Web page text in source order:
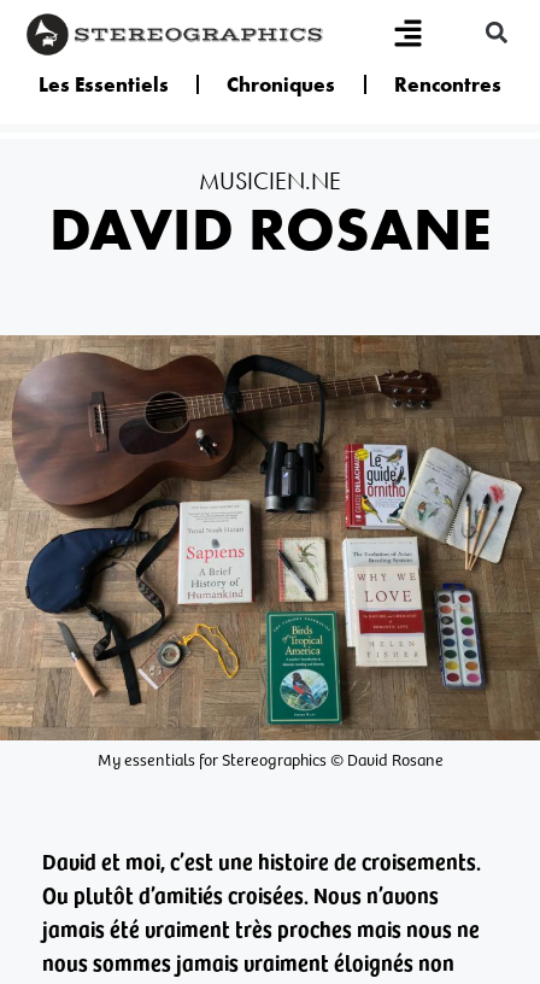
Les Essentiels Chroniques Rencontres
MUSICIEN.NE
DAVID ROSANE
My essentials for Stereographics © David Rosane
David et moi, c’est une histoire de croisements.
Ou plutôt d’amitiés croisées. Nous n’avons
jamais été vraiment très proches mais nous ne
nous sommes jamais vraiment éloignés non